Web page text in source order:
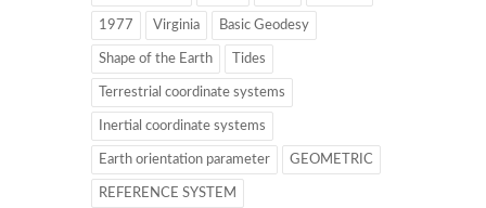
1977 Virginia Basic Geodesy
Shape of the Earth Tides
Terrestrial coordinate systems
Inertial coordinate systems
Earth orientation parameter GEOMETRIC
REFERENCE SYSTEM